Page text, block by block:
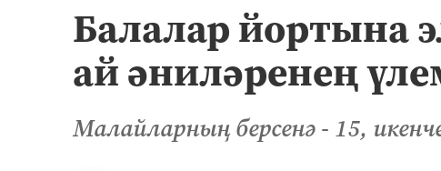
Балалар йортына
ай әниләренең
Малайларның берсенә - 15,